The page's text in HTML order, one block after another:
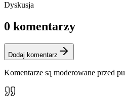
Dyskusja
0 komentarzy
Dodaj komentarz
Komentarze są moderowane przed